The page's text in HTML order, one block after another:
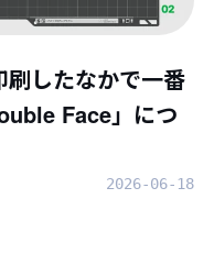
したなかで一番
Face」につ
2026-06-18